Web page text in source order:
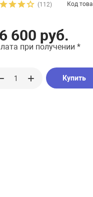
(112) Код
600 руб.
при получении *
Купить